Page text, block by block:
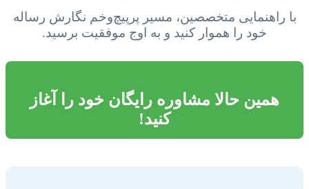
با راهنمایی متخصصین، مسیر پرپیچ‌وخم نگارش رساله
خود را هموار کنید و به اوج موفقیت برسید.
همین حالا مشاوره رایگان خود را آغاز
کنید!